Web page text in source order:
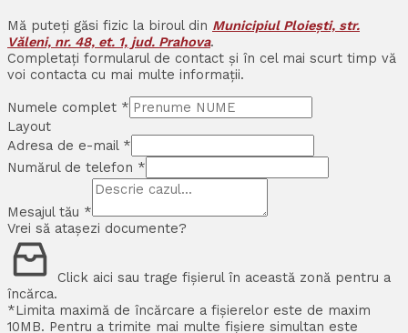
Mă puteți găsi fizic la biroul din Municipiul Ploiești, str.
Văleni, nr. 48, et. 1, jud. Prahova.
Completați formularul de contact și în cel mai scurt timp vă
voi contacta cu mai multe informații.
Numele complet *
Layout
Adresa de e-mail *
Numărul de telefon *
Mesajul tău *
Vrei să atașezi documente?
Click aici sau trage fișierul în această zonă pentru a
încărca.
*Limita maximă de încărcare a fișierelor este de maxim
10MB. Pentru a trimite mai multe fișiere simultan este